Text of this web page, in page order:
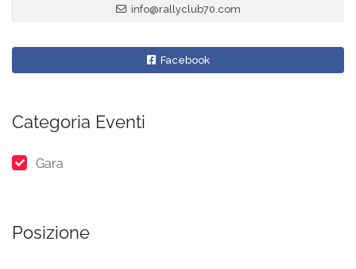
info@rallyclub70.com
Facebook
Categoria Eventi
Gara
Posizione